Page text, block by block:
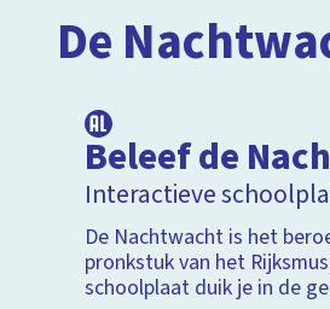
De
Beleef de
Interactieve
De Nachtwacht is het
pronkstuk van het
schoolplaat duik je in de